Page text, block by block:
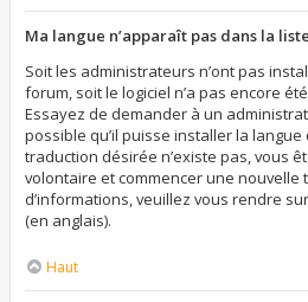
Ma langue n’apparaît pas dans la
Soit les administrateurs n’ont pas
forum, soit le logiciel n’a pas encore
Essayez de demander à un
possible qu’il puisse installer la
traduction désirée n’existe pas, vous
volontaire et commencer une nouvelle
d’informations, veuillez vous rendre sur
(en anglais).
Haut